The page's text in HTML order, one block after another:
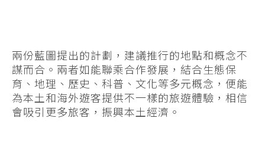
兩份藍圖提出的計劃，建議推行的地點和概念不
謀而合。兩者如能聯乘合作發展，結合生態保
育、地理、歷史、科普、文化等多元概念，便能
為本土和海外遊客提供不一樣的旅遊體驗，相信
會吸引更多旅客，振興本土經濟。